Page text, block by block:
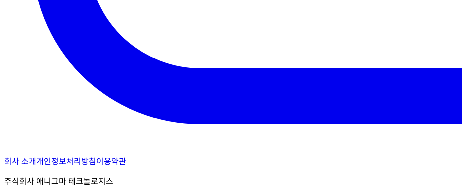
회사 소개개인정보처리방침이용약관
주식회사 애니그마 테크놀로지스